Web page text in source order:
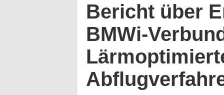
Bericht über
BMWi-